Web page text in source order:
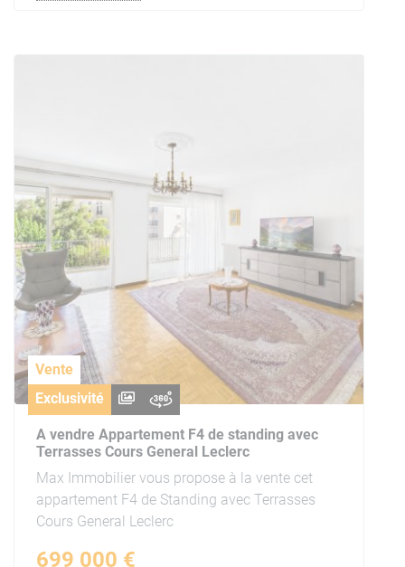
Vente
Exclusivité
A vendre Appartement F4 de standing avec
Terrasses Cours General Leclerc
Max Immobilier vous propose à la vente cet
appartement F4 de Standing avec Terrasses
Cours General Leclerc
699 000 €